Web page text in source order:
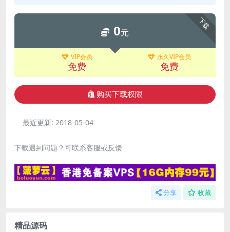
下载
0元
VIP会员
免费
永久VIP会员
免费
购买下载权限
最近更新: 2018-05-04
下载遇到问题？可联系客服或反馈
分享 收藏
精品源码